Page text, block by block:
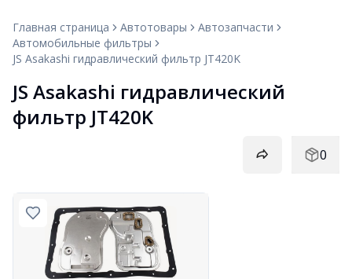
Главная страница Автотовары
Автозапчасти
Автомобильные фильтры
JS Asakashi гидравлический фильтр JT420K
JS Asakashi гидравлический
фильтр JT420K
0